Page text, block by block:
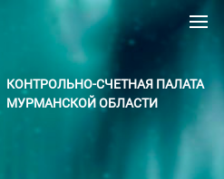
КОНТРОЛЬНО-СЧЕТНАЯ ПАЛАТА
МУРМАНСКОЙ ОБЛАСТИ